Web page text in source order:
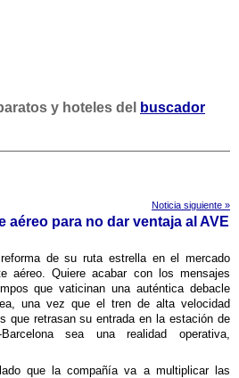
y hoteles del
buscador
Noticia siguiente »
aéreo para no dar ventaja al AVE
de su ruta estrella en el mercado
aéreo. Quiere acabar con los mensajes
que vaticinan una auténtica debacle
una vez que el tren de alta velocidad
que retrasan su entrada en la estación de
sea una realidad operativa,
que la compañí­a va a multiplicar las